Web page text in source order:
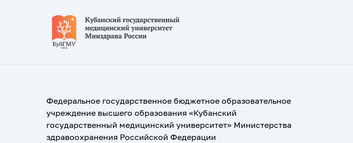
Федеральное государственное бюджетное образовательное
учреждение высшего образования «Кубанский
государственный медицинский университет» Министерства
здравоохранения Российской Федерации